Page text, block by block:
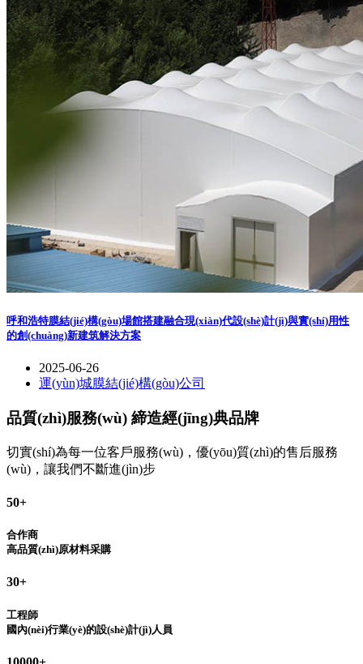
呼和浩特膜結(jié)構(gòu)場館搭建融合現(xiàn)代設(shè)計(jì)與實(shí)用性
的創(chuàng)新建筑解決方案
2025-06-26
運(yùn)城膜結(jié)構(gòu)公司
品質(zhì)服務(wù) 締造經(jīng)典品牌
切實(shí)為每一位客戶服務(wù)，優(yōu)質(zhì)的售后服務
(wù)，讓我們不斷進(jìn)步
50+
合作商
高品質(zhì)原材料采購
30+
工程師
國內(nèi)行業(yè)的設(shè)計(jì)人員